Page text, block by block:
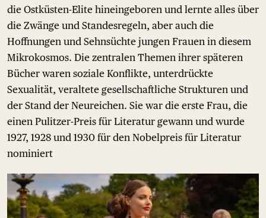
die Ostküsten-Elite hineingeboren und lernte alles über
die Zwänge und Standesregeln, aber auch die
Hoffnungen und Sehnsüchte jungen Frauen in diesem
Mikrokosmos. Die zentralen Themen ihrer späteren
Bücher waren soziale Konflikte, unterdrückte
Sexualität, veraltete gesellschaftliche Strukturen und
der Stand der Neureichen. Sie war die erste Frau, die
einen Pulitzer-Preis für Literatur gewann und wurde
1927, 1928 und 1930 für den Nobelpreis für Literatur
nominiert